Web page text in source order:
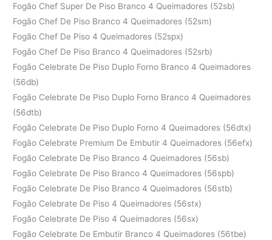
Fogão Chef Super De Piso Branco 4 Queimadores (52sb)
Fogão Chef De Piso Branco 4 Queimadores (52sm)
Fogão Chef De Piso 4 Queimadores (52spx)
Fogão Chef De Piso Branco 4 Queimadores (52srb)
Fogão Celebrate De Piso Duplo Forno Branco 4 Queimadores
(56db)
Fogão Celebrate De Piso Duplo Forno Branco 4 Queimadores
(56dtb)
Fogão Celebrate De Piso Duplo Forno 4 Queimadores (56dtx)
Fogão Celebrate Premium De Embutir 4 Queimadores (56efx)
Fogão Celebrate De Piso Branco 4 Queimadores (56sb)
Fogão Celebrate De Piso Branco 4 Queimadores (56spb)
Fogão Celebrate De Piso Branco 4 Queimadores (56stb)
Fogão Celebrate De Piso 4 Queimadores (56stx)
Fogão Celebrate De Piso 4 Queimadores (56sx)
Fogão Celebrate De Embutir Branco 4 Queimadores (56tbe)